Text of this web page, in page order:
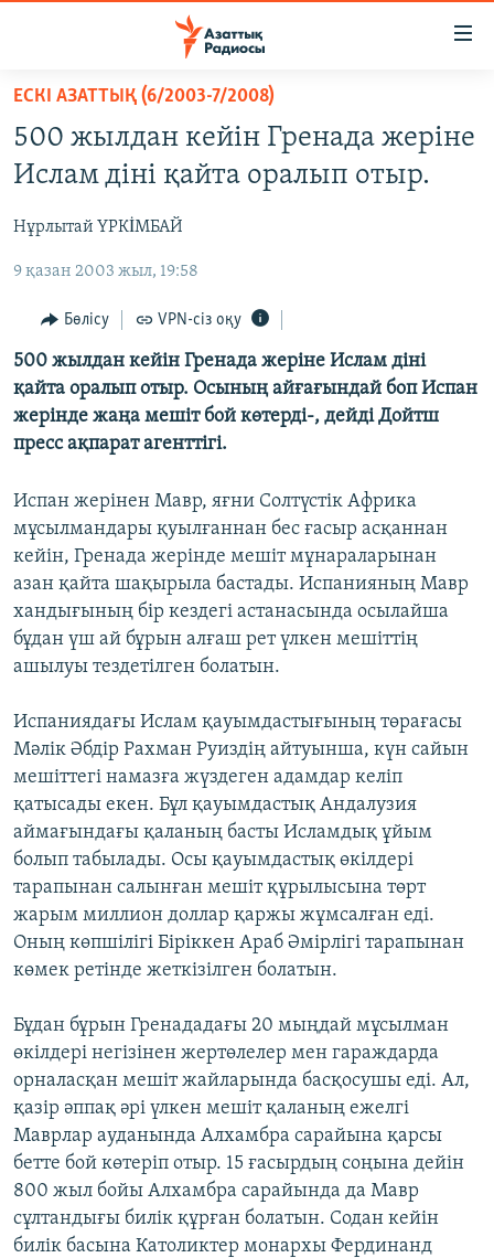
Skip
main
content
to
Navigation
Search
ҚАҢТАР ОҚИҒАСЫ
АДАМ ҚҰҚЫҚТАРЫ
ӘЛЕУМЕТ
ӘЛЕМ
АРНАЙЫ ЖОБАЛАР
Русский
ЖАЗЫЛЫҢЫЗ
Басқа тілдерде
ЕСКІ АЗАТТЫҚ (6/2003-7/2008)
500 жылдан кейін Гренада жеріне
Ислам діні қайта оралып отыр.
Нұрлытай ҮРКİМБАЙ
9 қазан 2003 жыл, 19:58
Бөлісу VPN-сіз оқу
500 жылдан кейін Гренада жеріне Ислам діні
қайта оралып отыр. Осының айғағындай боп Испан
жерінде жаңа мешіт бой көтерді-, дейді Дойтш
пресс ақпарат агенттігі.
Испан жерінен Мавр, яғни Солтүстік Африка
мұсылмандары қуылғаннан бес ғасыр асқаннан
кейін, Гренада жерінде мешіт мұнараларынан
азан қайта шақырыла бастады. Испанияның Мавр
хандығының бір кездегі астанасында осылайша
бұдан үш ай бұрын алғаш рет үлкен мешіттің
ашылуы тездетілген болатын.
Испаниядағы Ислам қауымдастығының төрағасы
Мәлік Әбдір Рахман Руиздің айтуынша, күн сайын
мешіттегі намазға жүздеген адамдар келіп
қатысады екен. Бұл қауымдастық Андалузия
аймағындағы қаланың басты Исламдық ұйым
болып табылады. Осы қауымдастық өкілдері
тарапынан салынған мешіт құрылысына төрт
жарым миллион доллар қаржы жұмсалған еді.
Оның көпшілігі Біріккен Араб Әмірлігі тарапынан
көмек ретінде жеткізілген болатын.
Бұдан бұрын Гренададағы 20 мыңдай мұсылман
өкілдері негізінен жертөлелер мен гараждарда
орналасқан мешіт жайларында басқосушы еді. Ал,
қазір әппақ әрі үлкен мешіт қаланың ежелгі
Маврлар ауданында Алхамбра сарайына қарсы
бетте бой көтеріп отыр. 15 ғасырдың соңына дейін
800 жыл бойы Алхамбра сарайында да Мавр
сұлтандығы билік құрған болатын. Содан кейін
билік басына Католиктер монархы Фердинанд